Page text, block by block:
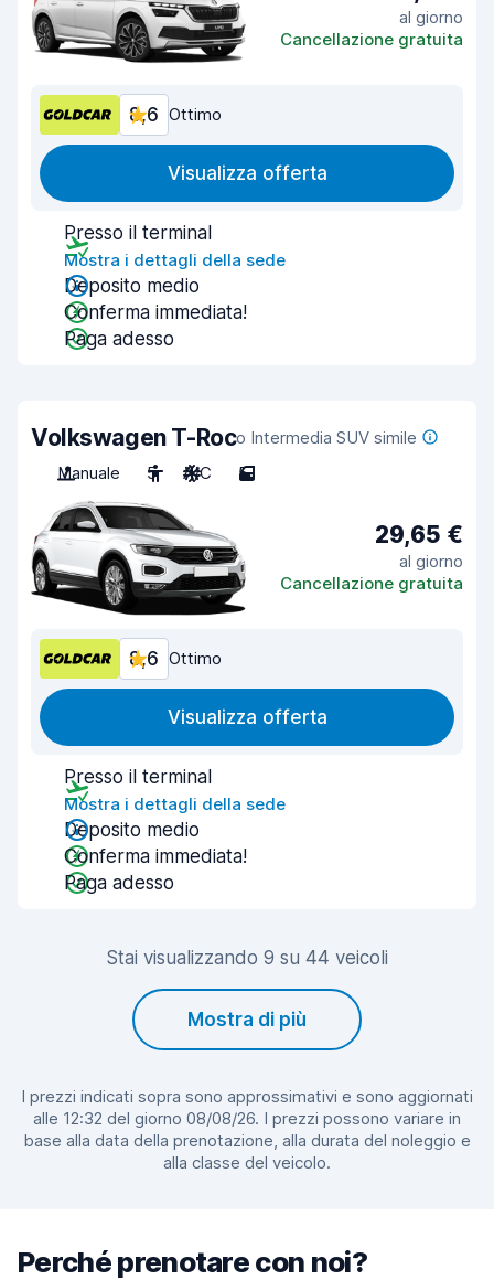
al giorno
Cancellazione gratuita
8,6 Ottimo
Visualizza offerta
Presso il terminal
Mostra i dettagli della sede
Deposito medio
Conferma immediata!
Paga adesso
Volkswagen T-Roco Intermedia SUV simile
Manuale
5 A/C 5
29,65 €
al giorno
Cancellazione gratuita
8,6 Ottimo
Visualizza offerta
Presso il terminal
Mostra i dettagli della sede
Deposito medio
Conferma immediata!
Paga adesso
Stai visualizzando 9 su 44 veicoli
Mostra di più
I prezzi indicati sopra sono approssimativi e sono aggiornati
alle 12:32 del giorno 08/08/26. I prezzi possono variare in
base alla data della prenotazione, alla durata del noleggio e
alla classe del veicolo.
Perché prenotare con noi?